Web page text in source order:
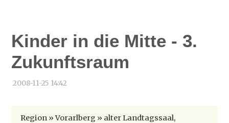
Kinder in die Mitte - 3.
Zukunftsraum
2008-11-25 14:42
Region » Vorarlberg » alter Landtagssaal,